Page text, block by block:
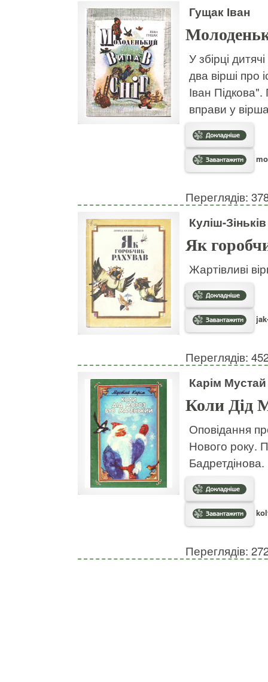
Гущак Іван
У збірці
два вірші про
Іван
вправи у
Переглядів:
Куліш-
Як
Жартівливі
Переглядів:
Карім Мустай
Коли Дід
Оповідання
Нового року.
Бадретдінова.
Переглядів: